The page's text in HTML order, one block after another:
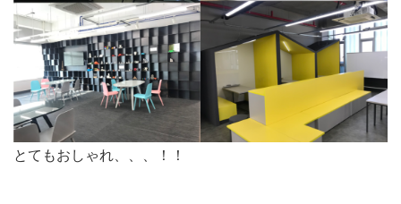
とてもおしゃれ、、、！！